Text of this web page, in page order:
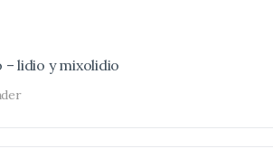
lidio y mixolidio